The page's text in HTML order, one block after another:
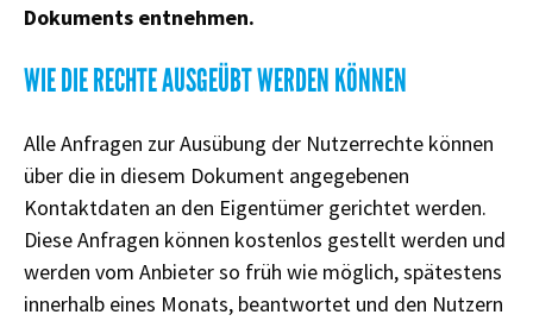
Dokuments entnehmen.
WIE DIE RECHTE AUSGEÜBT WERDEN KÖNNEN
Alle Anfragen zur Ausübung der Nutzerrechte können
über die in diesem Dokument angegebenen
Kontaktdaten an den Eigentümer gerichtet werden.
Diese Anfragen können kostenlos gestellt werden und
werden vom Anbieter so früh wie möglich, spätestens
innerhalb eines Monats, beantwortet und den Nutzern